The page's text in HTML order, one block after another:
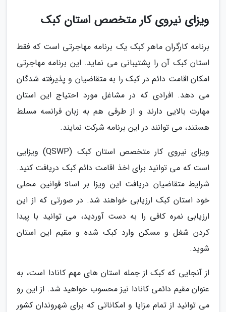
ویزای نیروی کار متخصص استان کبک
برنامه کارگران ماهر کبک یک برنامه مهاجرتی است که فقط
استان کبک آن را پشتیبانی می نماید. این برنامه مهاجرتی
امکان اقامت دائم در کبک را به متقاضیان و پذیرفته شدگان
می دهد. افرادی که در مشاغل مورد احتیاج این استان
مهارت بالایی دارند و از طرفی هم به زبان فرانسه مسلط
هستند، می توانند در این برنامه شرکت نمایند.
ویزای نیروی کار متخصص استان کبک (QSWP) ویزایی
است که می توانید برای اخذ اقامت دائم کبک دریافت کنید.
شرایط متقاضیان دریافت این ویزا بر اساs قوانین محلی
خود استان کبک ارزیابی خواهند شد. در صورتی که از این
ارزیابی نمره کافی را به دست آوردید، می توانید با پیدا
کردن شغل و مسکن وارد کبک شده و مقیم این استان
شوید.
از آنجایی که کبک از جمله استان های مهم کانادا است، به
عنوان مقیم دائمی کانادا نیز محسوب خواهید شد. از این رو
می توانید از تمام مزایا و امکاناتی که برای شهروندان کشور